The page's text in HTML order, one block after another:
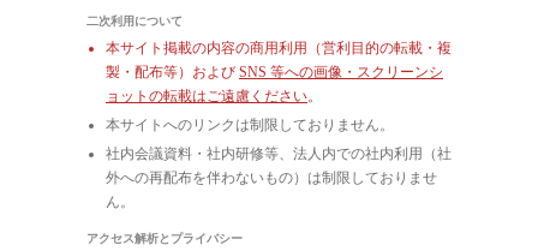
二次利用について
本サイト掲載の内容の商用利用（営利目的の転載・複
製・配布等）および SNS 等への画像・スクリーンシ
ョットの転載はご遠慮ください。
本サイトへのリンクは制限しておりません。
社内会議資料・社内研修等、法人内での社内利用（社
外への再配布を伴わないもの）は制限しておりませ
ん。
アクセス解析とプライバシー